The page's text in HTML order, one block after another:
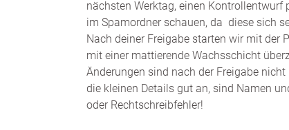
nächsten Werktag, einen
im Spamordner schauen, da diese sich
Nach deiner Freigabe starten wir mit der
mit einer mattierende Wachsschicht
Änderungen sind nach der Freigabe
die kleinen Details gut an, sind Namen
oder Rechtschreibfehler!